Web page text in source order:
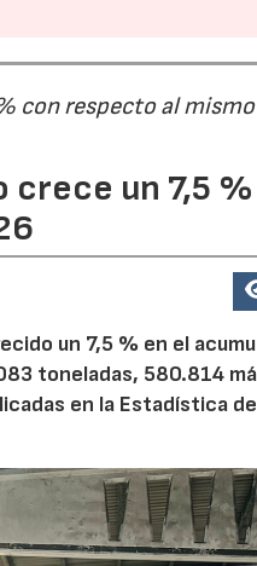
con respecto al
un 7,5
un 7,5 % en el
toneladas, 580.814
en la Estadística